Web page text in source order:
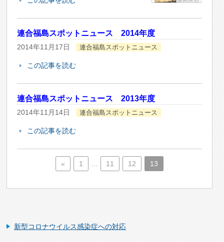
連合福島スポットニュース 2014年度
2014年11月17日 連合福島スポットニュース
この記事を読む
連合福島スポットニュース 2013年度
2014年11月14日 連合福島スポットニュース
この記事を読む
« 1 11 12 13
新型コロナウイルス感染症への対応